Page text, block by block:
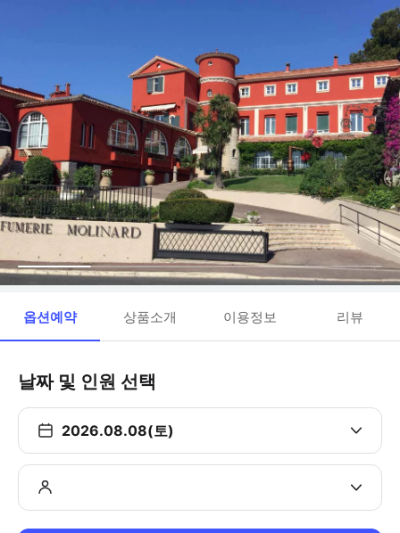
옵션예약 상품소개 이용정보 리뷰
날짜 및 인원 선택
2026.08.08(토)